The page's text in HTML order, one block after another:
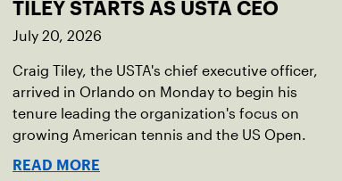
TILEY STARTS AS USTA CEO
July 20, 2026
Craig Tiley, the USTA's chief executive officer,
arrived in Orlando on Monday to begin his
tenure leading the organization's focus on
growing American tennis and the US Open.
READ MORE